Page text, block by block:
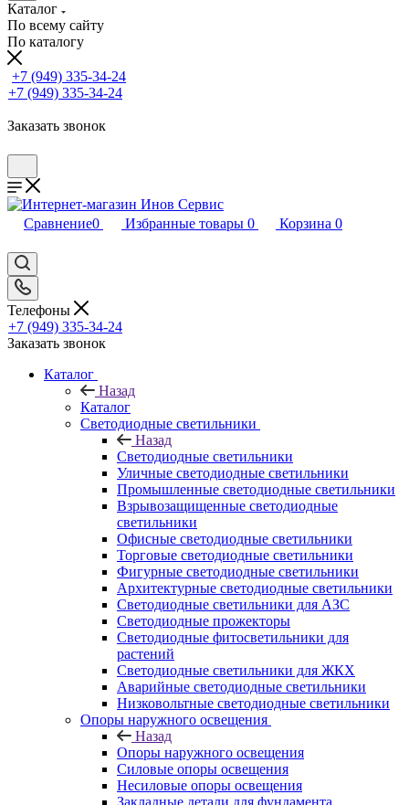
Каталог
По всему сайту
По каталогу
+7 (949) 335-34-24
+7 (949) 335-34-24
Заказать звонок
Сравнение0 Избранные товары 0 Корзина 0
Телефоны
+7 (949) 335-34-24
Заказать звонок
Каталог
Назад
Каталог
Светодиодные светильники
Назад
Светодиодные светильники
Уличные светодиодные светильники
Промышленные светодиодные светильники
Взрывозащищенные светодиодные
светильники
Офисные светодиодные светильники
Торговые светодиодные светильники
Фигурные светодиодные светильники
Архитектурные светодиодные светильники
Светодиодные светильники для АЗС
Светодиодные прожекторы
Светодиодные фитосветильники для
растений
Светодиодные светильники для ЖКХ
Аварийные светодиодные светильники
Низковольтные светодиодные светильники
Опоры наружного освещения
Назад
Опоры наружного освещения
Силовые опоры освещения
Несиловые опоры освещения
Закладные детали для фундамента